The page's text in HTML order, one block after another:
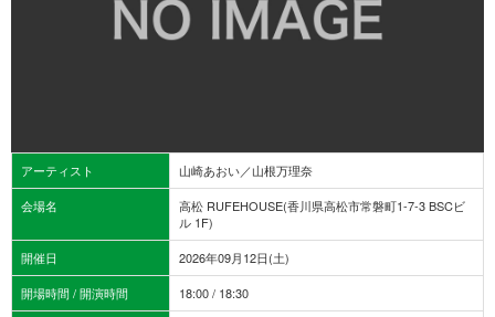
アーティスト
山崎あおい／山根万理奈
会場名
高松 RUFEHOUSE(香川県高松市常磐町1-7-3 BSCビ
ル 1F)
開催日
2026年09月12日(土)
開場時間 / 開演時間
18:00 / 18:30